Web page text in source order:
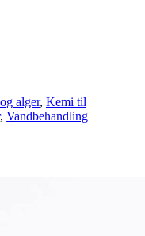
alger, Kemi til
, Vandbehandling